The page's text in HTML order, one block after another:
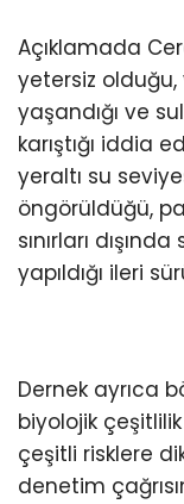
Açıklamada
yetersiz olduğu,
yaşandığı ve
karıştığı iddia
yeraltı su
öngörüldüğü,
sınırları
yapıldığı ileri
Dernek ayrıca
biyolojik
çeşitli risklere
denetim